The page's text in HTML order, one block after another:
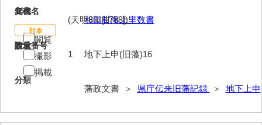
16
文書名
和田村海上里数書
請求番号
地下上申(旧藩)16
分類
藩政文書 ＞ 県庁伝来旧藩記録 ＞ 地下上申
年代
(天明8年[1788])
数量
1
閲覧
撮影
掲載